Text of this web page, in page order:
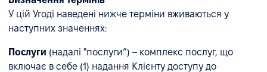
У цій Угоді наведені нижче терміни вживаються у
наступних значеннях:
Послуги (надалі "послуги”) – комплекс послуг, що
включає в себе (1) надання Клієнту доступу до